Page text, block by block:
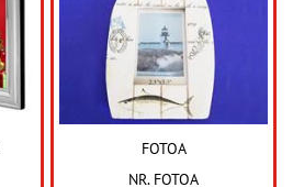
FOTOA
NR. FOTOA